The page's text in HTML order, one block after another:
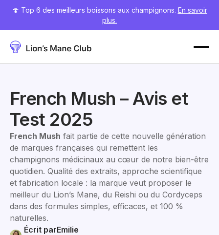
🍄 Top 6 des meilleurs boissons aux champignons. En savoir
plus.
French Mush – Avis et
Test 2025
French Mush fait partie de cette nouvelle génération
de marques françaises qui remettent les
champignons médicinaux au cœur de notre bien-être
quotidien. Qualité des extraits, approche scientifique
et fabrication locale : la marque veut proposer le
meilleur du Lion’s Mane, du Reishi ou du Cordyceps
dans des formules simples, efficaces, et 100 %
naturelles.
Écrit parEmilie